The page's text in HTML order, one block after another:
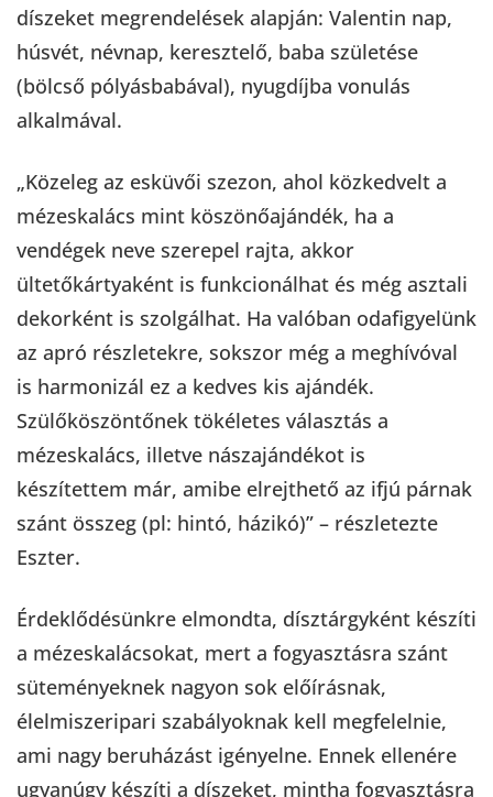
díszeket megrendelések alapján: Valentin nap,
húsvét, névnap, keresztelő, baba születése
(bölcső pólyásbabával), nyugdíjba vonulás
alkalmával.
„Közeleg az esküvői szezon, ahol közkedvelt a
mézeskalács mint köszönőajándék, ha a
vendégek neve szerepel rajta, akkor
ültetőkártyaként is funkcionálhat és még asztali
dekorként is szolgálhat. Ha valóban odafigyelünk
az apró részletekre, sokszor még a meghívóval
is harmonizál ez a kedves kis ajándék.
Szülőköszöntőnek tökéletes választás a
mézeskalács, illetve nászajándékot is
készítettem már, amibe elrejthető az ifjú párnak
szánt összeg (pl: hintó, házikó)” – részletezte
Eszter.
Érdeklődésünkre elmondta, dísztárgyként készíti
a mézeskalácsokat, mert a fogyasztásra szánt
süteményeknek nagyon sok előírásnak,
élelmiszeripari szabályoknak kell megfelelnie,
ami nagy beruházást igényelne. Ennek ellenére
ugyanúgy készíti a díszeket, mintha fogyasztásra